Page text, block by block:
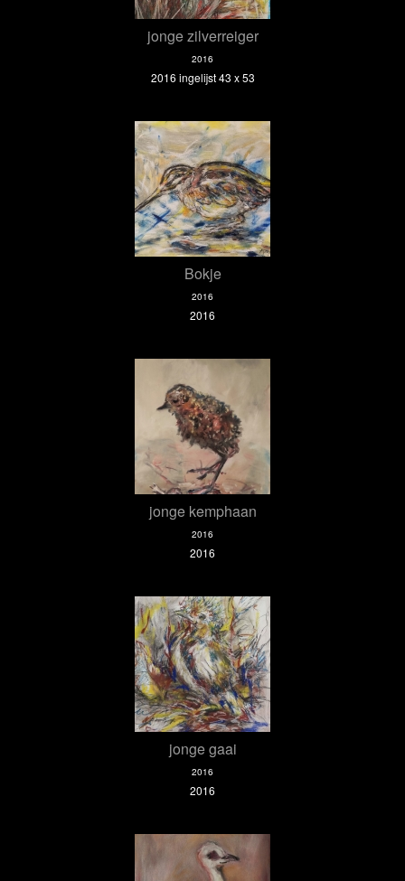
jonge zilverreiger
2016
2016 ingelijst 43 x 53
Bokje
2016
2016
jonge kemphaan
2016
2016
jonge gaai
2016
2016